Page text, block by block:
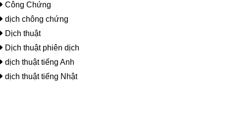
Công Chứng
dịch chông chứng
Dịch thuật
Dịch thuật phiên dịch
dịch thuật tiếng Anh
dịch thuật tiếng Nhật